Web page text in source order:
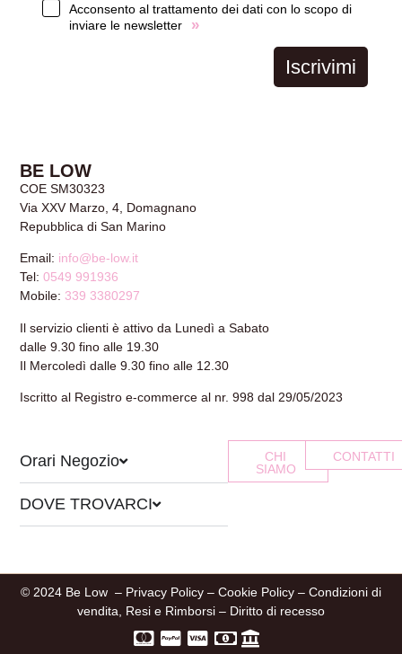
Acconsento al trattamento dei dati con lo scopo di
inviare le newsletter
»
Iscrivimi
BE LOW
COE SM30323
Via XXV Marzo, 4, Domagnano
Repubblica di San Marino
Email: info@be-low.it
Tel:0549 991936
Mobile: 339 3380297
Il servizio clienti è attivo da Lunedì a Sabato
dalle 9.30 fino alle 19.30
Il Mercoledì dalle 9.30 fino alle 12.30
Iscritto al Registro e-commerce al nr. 998 dal 29/05/2023
Orari Negozio
DOVE TROVARCI
CHI
SIAMO
CONTATTI
© 2024 Be Low – Privacy Policy – Cookie Policy – Condizioni di
vendita, Resi e Rimborsi – Diritto di recesso